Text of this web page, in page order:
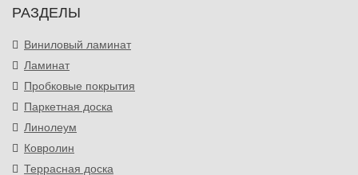
РАЗДЕЛЫ
Виниловый ламинат
Ламинат
Пробковые покрытия
Паркетная доска
Линолеум
Ковролин
Террасная доска